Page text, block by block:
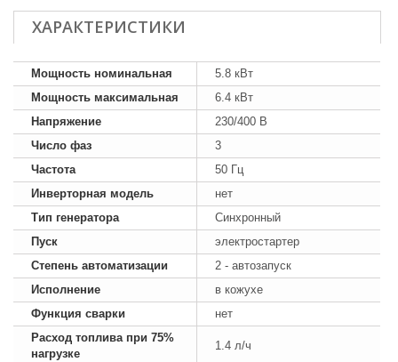
ХАРАКТЕРИСТИКИ
Мощность номинальная
5.8 кВт
Мощность максимальная
6.4 кВт
Напряжение
230/400 В
Число фаз
3
Частота
50 Гц
Инверторная модель
нет
Тип генератора
Синхронный
Пуск
электростартер
Степень автоматизации
2 - автозапуск
Исполнение
в кожухе
Функция сварки
нет
Расход топлива при 75%
нагрузке
1.4 л/ч